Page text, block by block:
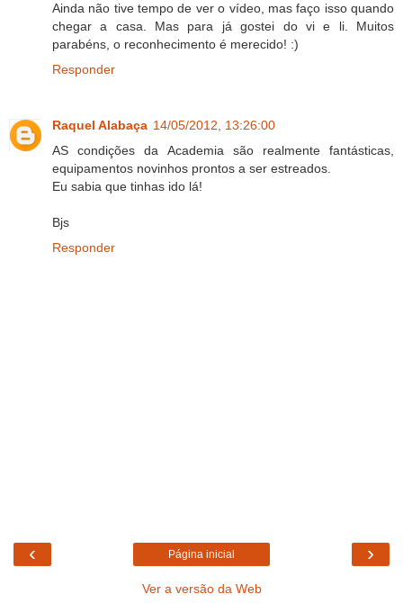
Ainda não tive tempo de ver o vídeo, mas faço isso quando
chegar a casa. Mas para já gostei do vi e li. Muitos
parabéns, o reconhecimento é merecido! :)
Responder
Raquel Alabaça 14/05/2012, 13:26:00
AS condições da Academia são realmente fantásticas,
equipamentos novinhos prontos a ser estreados.
Eu sabia que tinhas ido lá!
Bjs
Responder
‹ ›
Página inicial
Ver a versão da Web